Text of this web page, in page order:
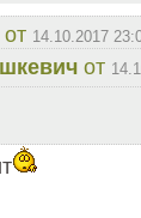
от 14.10.2017
от